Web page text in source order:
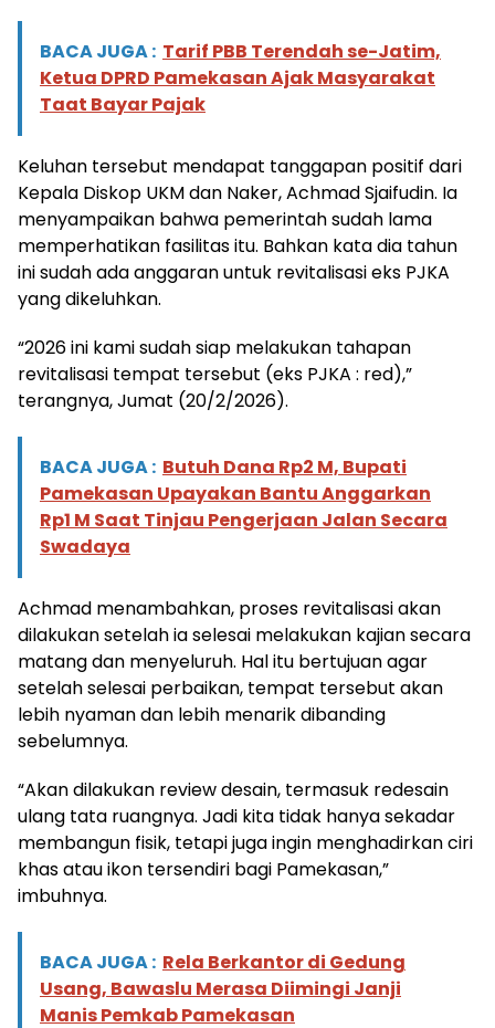
BACA JUGA : Tarif PBB Terendah se-Jatim,
Ketua DPRD Pamekasan Ajak Masyarakat
Taat Bayar Pajak
Keluhan tersebut mendapat tanggapan positif dari
Kepala Diskop UKM dan Naker, Achmad Sjaifudin. Ia
menyampaikan bahwa pemerintah sudah lama
memperhatikan fasilitas itu. Bahkan kata dia tahun
ini sudah ada anggaran untuk revitalisasi eks PJKA
yang dikeluhkan.
“2026 ini kami sudah siap melakukan tahapan
revitalisasi tempat tersebut (eks PJKA : red),”
terangnya, Jumat (20/2/2026).
BACA JUGA : Butuh Dana Rp2 M, Bupati
Pamekasan Upayakan Bantu Anggarkan
Rp1 M Saat Tinjau Pengerjaan Jalan Secara
Swadaya
Achmad menambahkan, proses revitalisasi akan
dilakukan setelah ia selesai melakukan kajian secara
matang dan menyeluruh. Hal itu bertujuan agar
setelah selesai perbaikan, tempat tersebut akan
lebih nyaman dan lebih menarik dibanding
sebelumnya.
“Akan dilakukan review desain, termasuk redesain
ulang tata ruangnya. Jadi kita tidak hanya sekadar
membangun fisik, tetapi juga ingin menghadirkan ciri
khas atau ikon tersendiri bagi Pamekasan,”
imbuhnya.
BACA JUGA : Rela Berkantor di Gedung
Usang, Bawaslu Merasa Diimingi Janji
Manis Pemkab Pamekasan